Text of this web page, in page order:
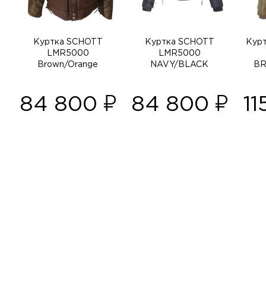
Куртка SCHOTT
LMR5000
Brown/Orange
84 800
Куртка SCHOTT
LMR5000
NAVY/BLACK
84 800